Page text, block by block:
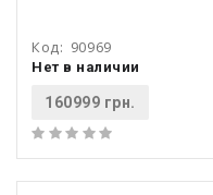
Код: 90969
Нет в наличии
160999 грн.